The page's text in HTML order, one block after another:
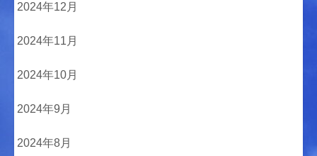
2024年12月
2024年11月
2024年10月
2024年9月
2024年8月